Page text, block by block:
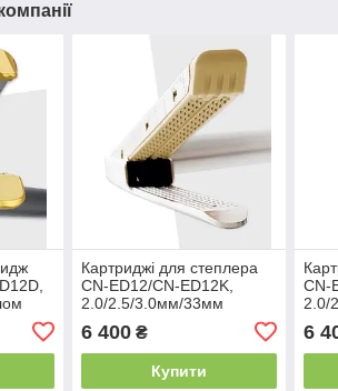
Картриджі для степлера
CN-ED12/CN-ED12K,
2.0/2.5/3.0мм/33мм
6 400₴
Купити
CN-
2.0/
6